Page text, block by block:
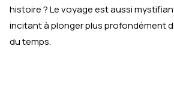
histoire ? Le voyage est aussi
incitant à plonger plus profondément
du temps.